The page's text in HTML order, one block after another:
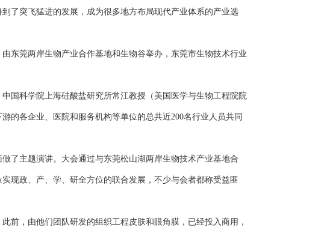
了突飞猛进的发展，成为很多地方布局现代产业体系的产业选
东莞两岸生物产业合作基地和生物谷举办，东莞市生物技术行业
国科学院上海硅酸盐研究所常江教授（美国医学与生物工程院院
的各企业、医院和服务机构等单位的总共近200名行业人员共同
了主题演讲。大会通过与东莞松山湖两岸生物技术产业基地合
现政、产、学、研全方位的联合发展，不少与会者都称受益匪
前，由他们团队研发的组织工程皮肤和眼角膜，已经投入商用，